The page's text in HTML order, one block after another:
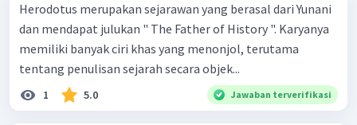
Herodotus merupakan sejarawan yang berasal dari Yunani
dan mendapat julukan " The Father of History ". Karyanya
memiliki banyak ciri khas yang menonjol, terutama
tentang penulisan sejarah secara objek...
1 5.0 Jawaban terverifikasi